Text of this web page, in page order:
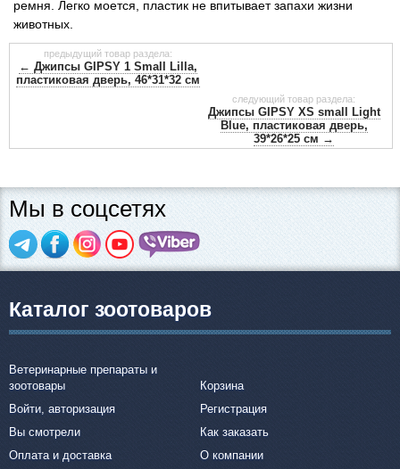
ремня. Легко моется, пластик не впитывает запахи жизни
животных.
предыдущий товар раздела:
← Джипсы GIPSY 1 Small Lilla,
пластиковая дверь, 46*31*32 см
следующий товар раздела:
Джипсы GIPSY XS small Light
Blue, пластиковая дверь,
39*26*25 см →
Мы в соцсетях
Каталог зоотоваров
Ветеринарные препараты и
зоотовары
Корзина
Войти, авторизация
Регистрация
Вы смотрели
Как заказать
Оплата и доставка
О компании